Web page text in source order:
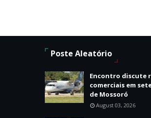
Poste Aleatório
Encontro discute
comerciais em
de Mossoró
August 03, 2026